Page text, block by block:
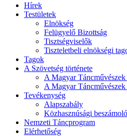
Hírek
Testületek
Elnökség
Felügyelő Bizottság
Tisztségviselők
Tiszteletbeli elnökségi
Tagok
A Szövetség története
A Magyar
A Magyar
Tevékenység
Alapszabály
Közhasznúsági
Nemzeti Táncprogram
Elérhetőség